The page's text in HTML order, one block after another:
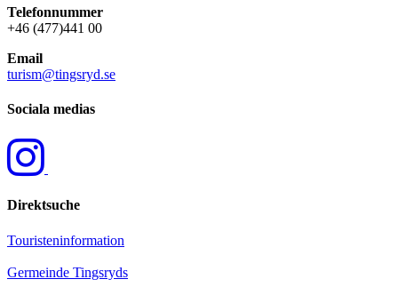
Telefonnummer
+46 (477)441 00
Email
turism@tingsryd.se
Sociala medias
Direktsuche
Touristeninformation
Germeinde Tingsryds